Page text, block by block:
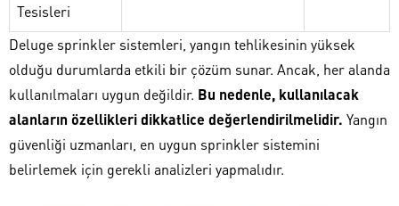
Tesisleri
Deluge sprinkler sistemleri, yangın tehlikesinin yüksek
olduğu durumlarda etkili bir çözüm sunar. Ancak, her alanda
kullanılmaları uygun değildir. Bu nedenle, kullanılacak
alanların özellikleri dikkatlice değerlendirilmelidir. Yangın
güvenliği uzmanları, en uygun sprinkler sistemini
belirlemek için gerekli analizleri yapmalıdır.